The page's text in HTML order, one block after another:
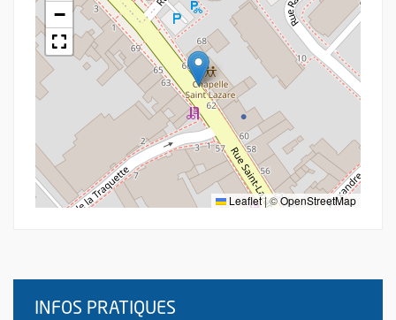
−
Leaflet|©OpenStreetMap
INFOS PRATIQUES